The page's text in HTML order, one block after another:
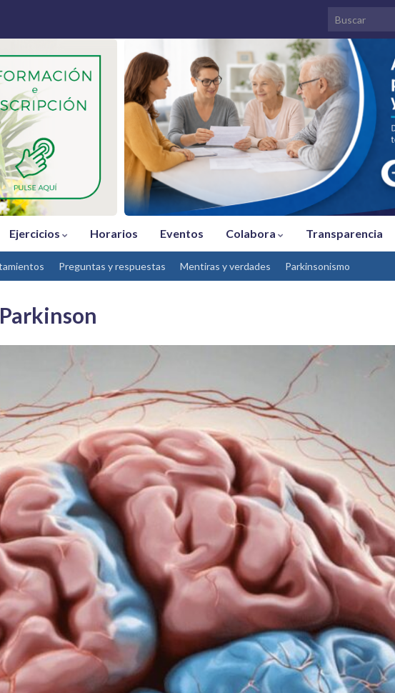
Search for:
Ejercicios Horarios Eventos Colabora Transparencia
Preguntas y respuestas Mentiras y verdades Parkinsonismo